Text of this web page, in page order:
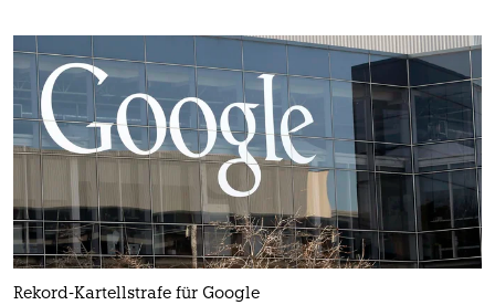
Rekord-Kartellstrafe für Google